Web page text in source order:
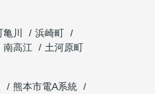
川
浜崎町
南高江
土河原町
熊本市電A系統